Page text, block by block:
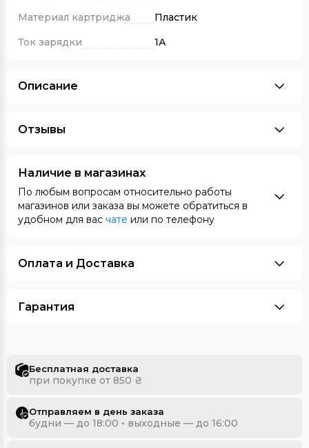
Материал картриджа
Пластик
Ток зарядки
1А
Описание
Отзывы
Наличие в магазинах
По любым вопросам относительно работы
магазинов или заказа вы можете обратиться в
удобном для вас чате или по телефону
Оплата и Доставка
Гарантия
Бесплатная доставка
при покупке от 850 ₴
Отправляем в день заказа
будни — до 18:00 • выходные — до 16:00